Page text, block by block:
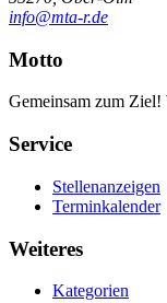
info@mta-r.de
Motto
Gemeinsam zum
Service
Stellenanzeigen
Terminkalender
Weiteres
Kategorien